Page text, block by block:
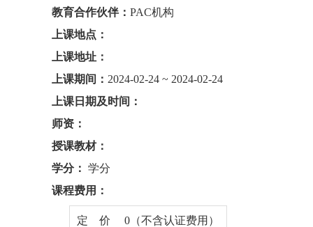
教育合作伙伴： PAC机构
上课地点：
上课地址：
上课期间： 2024-02-24 ~ 2024-02-24
上课日期及时间：
师资：
授课教材：
学分： 学分
课程费用：
定 价 0（不含认证费用）